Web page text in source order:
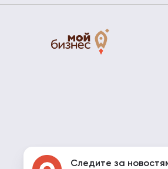
Следите за